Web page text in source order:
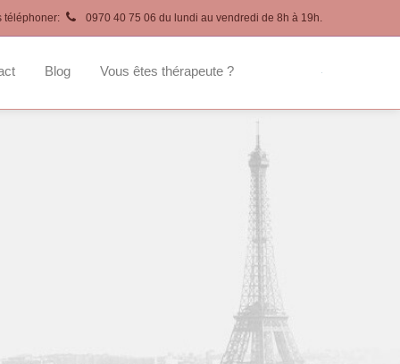
téléphoner: 0970 40 75 06 du lundi au vendredi de 8h à 19h.
Blog Vous êtes thérapeute ?